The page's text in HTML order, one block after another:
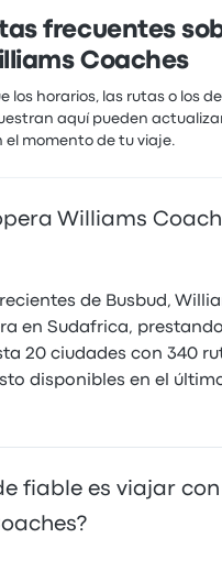
frecuentes
Coaches
los horarios, las rutas o los
aquí pueden
el momento de tu viaje.
Williams
de Busbud,
en Sudafrica, prestando
20 ciudades con 340
disponibles en el
fiable es viajar con